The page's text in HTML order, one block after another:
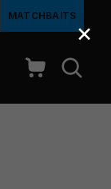
MATCHBAITS
×